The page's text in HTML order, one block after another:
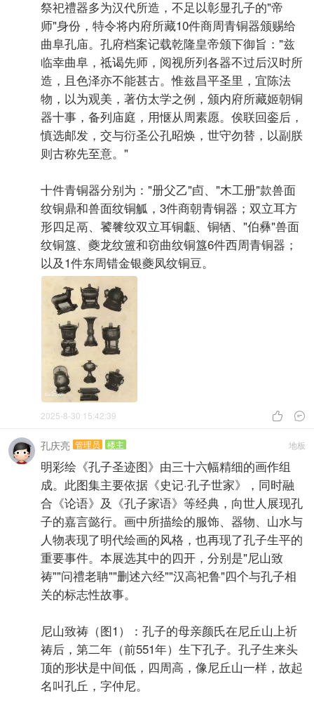
祭祀禮器多为汉代所造，不足以彰显孔子的"帝
师"身份，特令将内府所藏10件商周青铜器颁赐给
曲阜孔庙。孔府档案记载乾隆皇帝颁下御旨："兹
临幸曲阜，祗谒先师，阅视所列各器不过后汉时所
造，且色泽亦不能甚古。惟兹昌平圣里，宜陈法
物，以为观美，著仿太学之例，颁内府所藏姬朝铜
器十事，备列庙庭，用惬从周素愿。俟联回銮后，
慎选邮发，交与衍圣公孔昭焕，世守勿替，以副朕
则古称先至意。"
十件青铜器分别为："册父乙"卣、"木工册"款兽面
纹铜鼎和兽面纹铜觚，3件商朝青铜器；双立耳方
形四足鬲、饕餮纹双立耳铜甗、铜牺、"伯彝"兽面
纹铜簋、夔龙纹簠和窃曲纹铜簋6件西周青铜器；
以及1件东周错金银夔凤纹铜豆。
 
2025-8-30 15:42:39
地板
孔庆亮 管理员 楼主
明彩绘《孔子圣迹图》由三十六幅精细的画作组
成。此图集主要依据《史记·孔子世家》，同时融
合《论语》及《孔子家语》等经典，向世人展现孔
子的嘉言懿行。画中所描绘的服饰、器物、山水与
人物表现了明代绘画的风格，也再现了孔子生平的
重要事件。本展选其中的四开，分别是"尼山致
祷""问禮老聃""删述六经""汉高祀鲁"四个与孔子相
关的标志性故事。
尼山致祷（图1）：孔子的母亲颜氏在尼丘山上祈
祷后，第二年（前551年）生下孔子。孔子生来头
顶的形状是中间低，四周高，像尼丘山一样，故起
名叫孔丘，字仲尼。